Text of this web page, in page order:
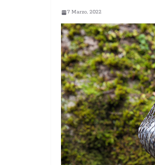
7 Marzo, 2022